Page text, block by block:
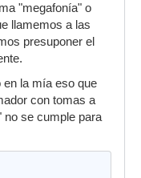
otra cosa
"megafonía" o
llamemos a las
presuponer el
en la mía eso que
con tomas a
no se cumple para